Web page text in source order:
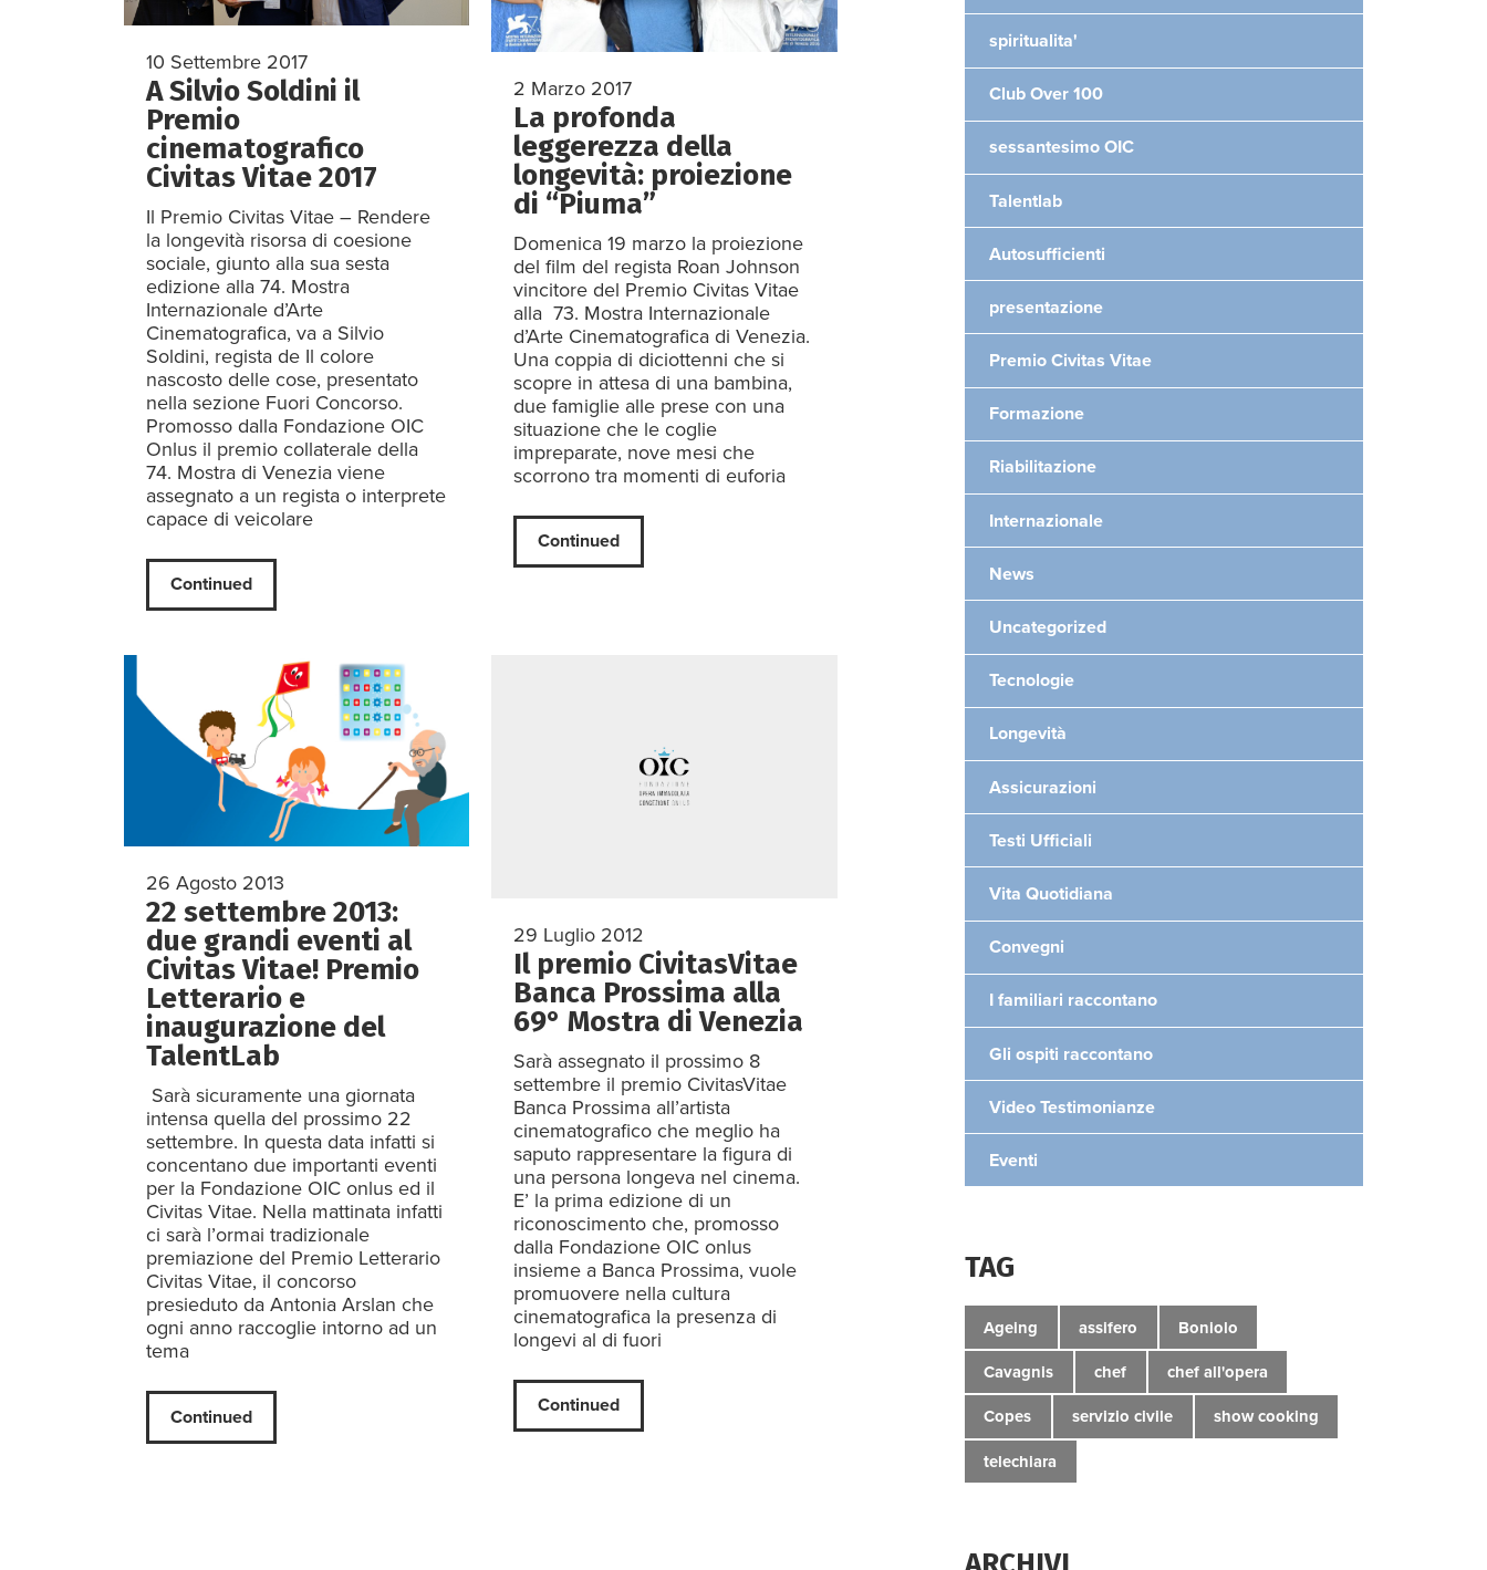
10 Settembre 2017
A Silvio Soldini il
Premio
cinematografico
Civitas Vitae 2017
Il Premio Civitas Vitae – Rendere
la longevità risorsa di coesione
sociale, giunto alla sua sesta
edizione alla 74. Mostra
Internazionale d’Arte
Cinematografica, va a Silvio
Soldini, regista de Il colore
nascosto delle cose, presentato
nella sezione Fuori Concorso.
Promosso dalla Fondazione OIC
Onlus il premio collaterale della
74. Mostra di Venezia viene
assegnato a un regista o interprete
capace di veicolare
Continued
2 Marzo 2017
La profonda
leggerezza della
longevità: proiezione
di “Piuma”
Domenica 19 marzo la proiezione
del film del regista Roan Johnson
vincitore del Premio Civitas Vitae
alla 73. Mostra Internazionale
d’Arte Cinematografica di Venezia.
Una coppia di diciottenni che si
scopre in attesa di una bambina,
due famiglie alle prese con una
situazione che le coglie
impreparate, nove mesi che
scorrono tra momenti di euforia
Continued
26 Agosto 2013
22 settembre 2013:
due grandi eventi al
Civitas Vitae! Premio
Letterario e
inaugurazione del
TalentLab
Sarà sicuramente una giornata
intensa quella del prossimo 22
settembre. In questa data infatti si
concentano due importanti eventi
per la Fondazione OIC onlus ed il
Civitas Vitae. Nella mattinata infatti
ci sarà l’ormai tradizionale
premiazione del Premio Letterario
Civitas Vitae, il concorso
presieduto da Antonia Arslan che
ogni anno raccoglie intorno ad un
tema
Continued
29 Luglio 2012
Il premio CivitasVitae
Banca Prossima alla
69° Mostra di Venezia
Sarà assegnato il prossimo 8
settembre il premio CivitasVitae
Banca Prossima all’artista
cinematografico che meglio ha
saputo rappresentare la figura di
una persona longeva nel cinema.
E’ la prima edizione di un
riconoscimento che, promosso
dalla Fondazione OIC onlus
insieme a Banca Prossima, vuole
promuovere nella cultura
cinematografica la presenza di
longevi al di fuori
Continued
spiritualita'
Club Over 100
sessantesimo OIC
Talentlab
Autosufficienti
presentazione
Premio Civitas Vitae
Formazione
Riabilitazione
Internazionale
News
Uncategorized
Tecnologie
Longevità
Assicurazioni
Testi Ufficiali
Vita Quotidiana
Convegni
I familiari raccontano
Gli ospiti raccontano
Video Testimonianze
Eventi
TAG
Ageing assifero Boniolo
Cavagnis chef chef all'opera
Copes servizio civile show cooking
telechiara